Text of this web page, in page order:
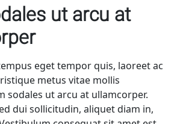
ut arcu at
eget tempor quis, laoreet ac
metus vitae mollis
sodales ut arcu at ullamcorper.
dui sollicitudin, aliquet diam in,